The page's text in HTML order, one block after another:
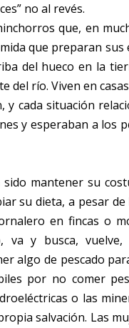
no al revés.
que, en
que preparan
del hueco en la
río. Viven en
cada situación
y esperaban a los
mantener su
su dieta, a pesar
en fincas o
va y busca,
algo de pescado
por no comer
o las
salvación. Las